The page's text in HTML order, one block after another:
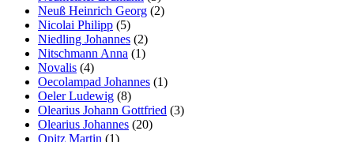
Neuß Heinrich Georg (2)
Nicolai Philipp (5)
Niedling Johannes (2)
Nitschmann Anna (1)
Novalis (4)
Oecolampad Johannes (1)
Oeler Ludewig (8)
Olearius Johann Gottfried (3)
Olearius Johannes (20)
Opitz Martin (1)